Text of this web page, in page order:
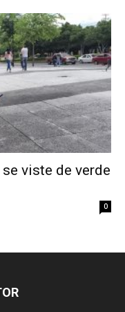
se viste de verde
0